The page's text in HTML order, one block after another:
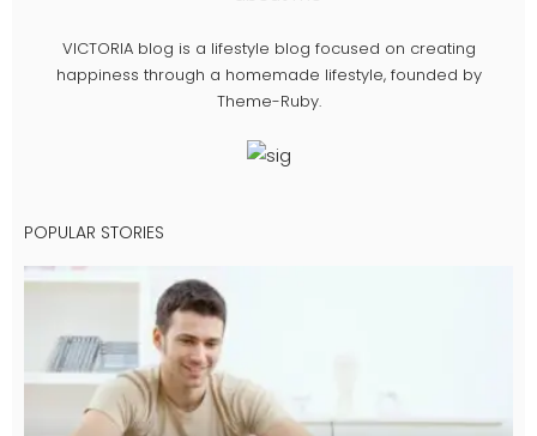
VICTORIA blog is a lifestyle blog focused on creating
happiness through a homemade lifestyle, founded by
Theme-Ruby.
POPULAR STORIES